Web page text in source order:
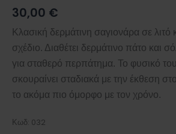
30,00 €
Κλασική δερμάτινη σαγιονάρα σε λιτό
σχέδιο. Διαθέτει δερμάτινο πάτο και
για σταθερό περπάτημα. Το φυσικό
σκουραίνει σταδιακά με την έκθεση
το ακόμα πιο όμορφο με τον χρόνο.
Κωδ: 032